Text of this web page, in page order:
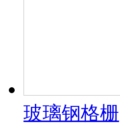
玻璃钢格栅